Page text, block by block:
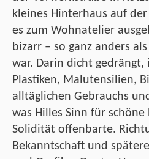
kleines Hinterhaus auf
es zum Wohnatelier
bizarr – so ganz anders
war. Darin dicht
Plastiken, Malutensilien,
alltäglichen Gebrauchs
was Hilles Sinn für
Solidität offenbarte.
Bekanntschaft und